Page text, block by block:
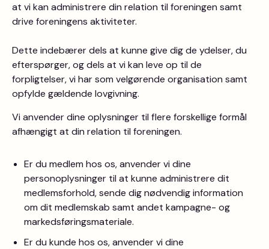
at vi kan administrere din relation til foreningen samt
drive foreningens aktiviteter.
Dette indebærer dels at kunne give dig de ydelser, du
efterspørger, og dels at vi kan leve op til de
forpligtelser, vi har som velgørende organisation samt
opfylde gældende lovgivning.
Vi anvender dine oplysninger til flere forskellige formål
afhængigt at din relation til foreningen.
Er du medlem hos os, anvender vi dine
personoplysninger til at kunne administrere dit
medlemsforhold, sende dig nødvendig information
om dit medlemskab samt andet kampagne- og
markedsføringsmateriale.
Er du kunde hos os, anvender vi dine